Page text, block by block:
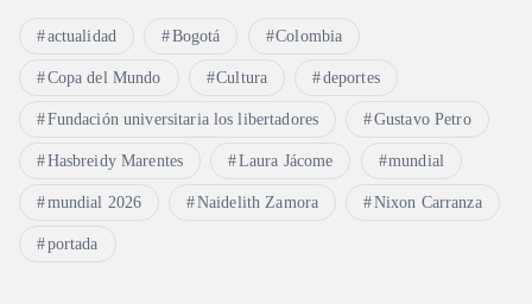
actualidad Bogotá Colombia
Copa del Mundo Cultura deportes
Fundación universitaria los libertadores Gustavo Petro
Hasbreidy Marentes Laura Jácome mundial
mundial 2026 Naidelith Zamora Nixon Carranza
portada